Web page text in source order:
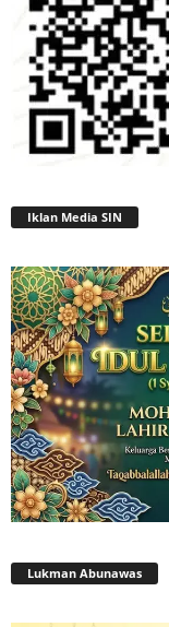
Iklan Media SIN
Lukman Abunawas